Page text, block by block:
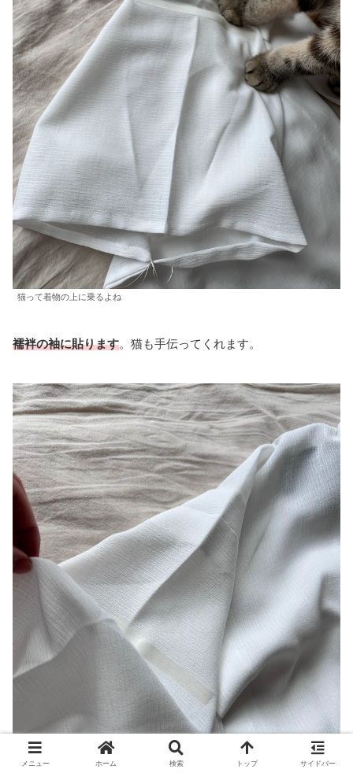
猫って着物の上に乗るよね
襦袢の袖に貼ります。猫も手伝ってくれます。
メニュー ホーム 検索 トップ サイドバー